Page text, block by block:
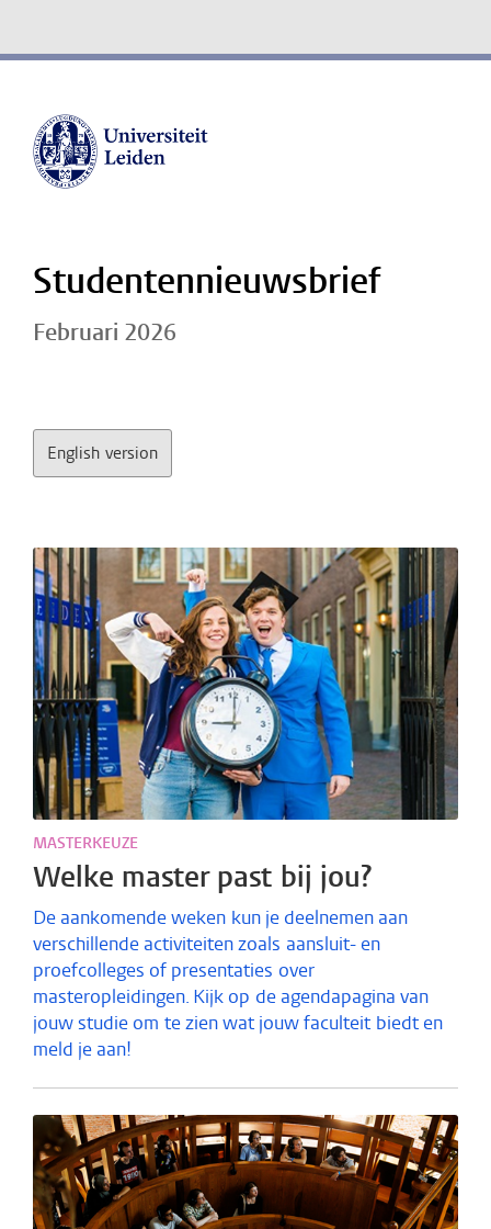
Studentennieuwsbrief
Februari 2026
English version
MASTERKEUZE
Welke master past bij jou?
De aankomende weken kun je deelnemen aan
verschillende activiteiten zoals aansluit- en
proefcolleges of presentaties over
masteropleidingen. Kijk op de agendapagina van
jouw studie om te zien wat jouw faculteit biedt en
meld je aan!